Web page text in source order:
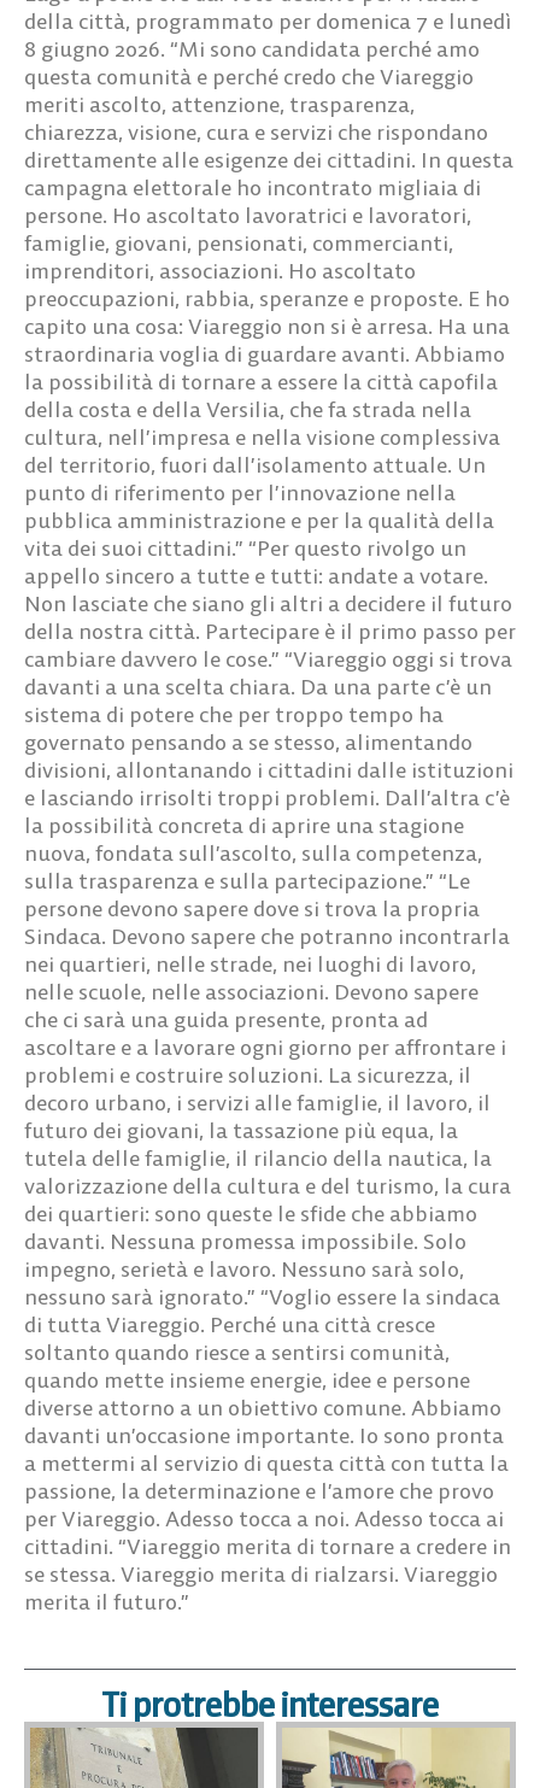
della città, programmato per domenica 7 e lunedì
8 giugno 2026. “Mi sono candidata perché amo
questa comunità e perché credo che Viareggio
meriti ascolto, attenzione, trasparenza,
chiarezza, visione, cura e servizi che rispondano
direttamente alle esigenze dei cittadini. In questa
campagna elettorale ho incontrato migliaia di
persone. Ho ascoltato lavoratrici e lavoratori,
famiglie, giovani, pensionati, commercianti,
imprenditori, associazioni. Ho ascoltato
preoccupazioni, rabbia, speranze e proposte. E ho
capito una cosa: Viareggio non si è arresa. Ha una
straordinaria voglia di guardare avanti. Abbiamo
la possibilità di tornare a essere la città capofila
della costa e della Versilia, che fa strada nella
cultura, nell’impresa e nella visione complessiva
del territorio, fuori dall’isolamento attuale. Un
punto di riferimento per l’innovazione nella
pubblica amministrazione e per la qualità della
vita dei suoi cittadini.” “Per questo rivolgo un
appello sincero a tutte e tutti: andate a votare.
Non lasciate che siano gli altri a decidere il futuro
della nostra città. Partecipare è il primo passo per
cambiare davvero le cose.” “Viareggio oggi si trova
davanti a una scelta chiara. Da una parte c’è un
sistema di potere che per troppo tempo ha
governato pensando a se stesso, alimentando
divisioni, allontanando i cittadini dalle istituzioni
e lasciando irrisolti troppi problemi. Dall’altra c’è
la possibilità concreta di aprire una stagione
nuova, fondata sull’ascolto, sulla competenza,
sulla trasparenza e sulla partecipazione.” “Le
persone devono sapere dove si trova la propria
Sindaca. Devono sapere che potranno incontrarla
nei quartieri, nelle strade, nei luoghi di lavoro,
nelle scuole, nelle associazioni. Devono sapere
che ci sarà una guida presente, pronta ad
ascoltare e a lavorare ogni giorno per affrontare i
problemi e costruire soluzioni. La sicurezza, il
decoro urbano, i servizi alle famiglie, il lavoro, il
futuro dei giovani, la tassazione più equa, la
tutela delle famiglie, il rilancio della nautica, la
valorizzazione della cultura e del turismo, la cura
dei quartieri: sono queste le sfide che abbiamo
davanti. Nessuna promessa impossibile. Solo
impegno, serietà e lavoro. Nessuno sarà solo,
nessuno sarà ignorato.” “Voglio essere la sindaca
di tutta Viareggio. Perché una città cresce
soltanto quando riesce a sentirsi comunità,
quando mette insieme energie, idee e persone
diverse attorno a un obiettivo comune. Abbiamo
davanti un’occasione importante. Io sono pronta
a mettermi al servizio di questa città con tutta la
passione, la determinazione e l’amore che provo
per Viareggio. Adesso tocca a noi. Adesso tocca ai
cittadini. “Viareggio merita di tornare a credere in
se stessa. Viareggio merita di rialzarsi. Viareggio
merita il futuro.”
Ti protrebbe interessare